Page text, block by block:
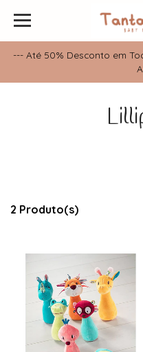
--- Até 50% Desconto em
2 Produto(s)